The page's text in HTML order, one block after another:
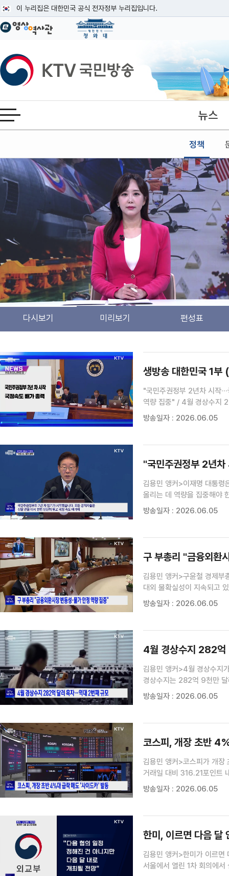
이 누리집은 대한민국 공식 전자정부 누리집입니다.
공식 누리집 주소 확인하기
이밖에 or.kr 또는 .kr등 다른 도메인 주소를 사용하고 있다면 아래 URL에서
운영중인 공식 누리집보기
KTV국민방송
전체메뉴 열기 뉴스
정책
본문
다시보기 미리보기 편성표
생방송 대한민국 1
"국민주권정부 2년차 시작
역량 집중" / 4월 경상수지
매도 '사이드카' 발동 / 한미,
날씨 (26. 06. 05. 10시) / 국
[월드 투데이] / 11만 명 '23
[정책 바로보기]
방송일자 : 2026.06.05
"국민주권정부 2년차
김용민 앵커>이재명 대통령
올리는 데 역량을 집중해야
안전사고에 대비한 철저한
방송일자 : 2026.06.05
구 부총리 "금융외환
김용민 앵커>구윤철 경제부
대외 불확실성이 지속되고
말했습니다.다만, 최근 경상
방송일자 : 2026.06.05
4월 경상수지 282억
김용민 앵커>4월 경상수지
경상수지는 282억 9천만 달
36개월 연속 흑자 행진을
방송일자 : 2026.06.05
코스피, 개장 초반
김용민 앵커>코스피가 개장
거래일 대비 316.21포인트
1천25.64를 기록하고 있습
방송일자 : 2026.06.05
한미, 이르면 다음 달
김용민 앵커>한미가 이르면
서울에서 열린 1차 회의에
검색 조건
검색어 입력
검색